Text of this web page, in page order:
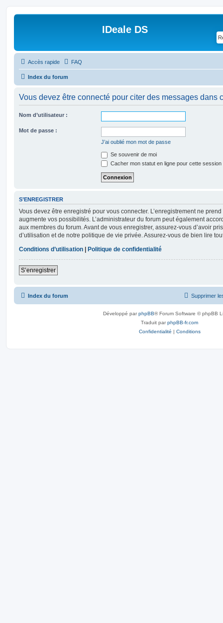
IDeale DS
Accès rapide FAQ
Index du forum
Vous devez être connecté pour citer des messages dans
Nom d’utilisateur :
Mot de passe :
J’ai oublié mon mot de passe
Se souvenir de moi
Cacher mon statut en ligne pour cette session
S’ENREGISTRER
Vous devez être enregistré pour vous connecter. L’enregistrement ne
augmente vos possibilités. L’administrateur du forum peut également
aux membres du forum. Avant de vous enregistrer, assurez-vous d’avoir
d’utilisation et de notre politique de vie privée. Assurez-vous de bien lire
Conditions d’utilisation | Politique de confidentialité
S’enregistrer
Index du forum Supprimer
Développé parphpBB® Forum Software © phpBB
Traduit parphpBB-fr.com
Confidentialité | Conditions